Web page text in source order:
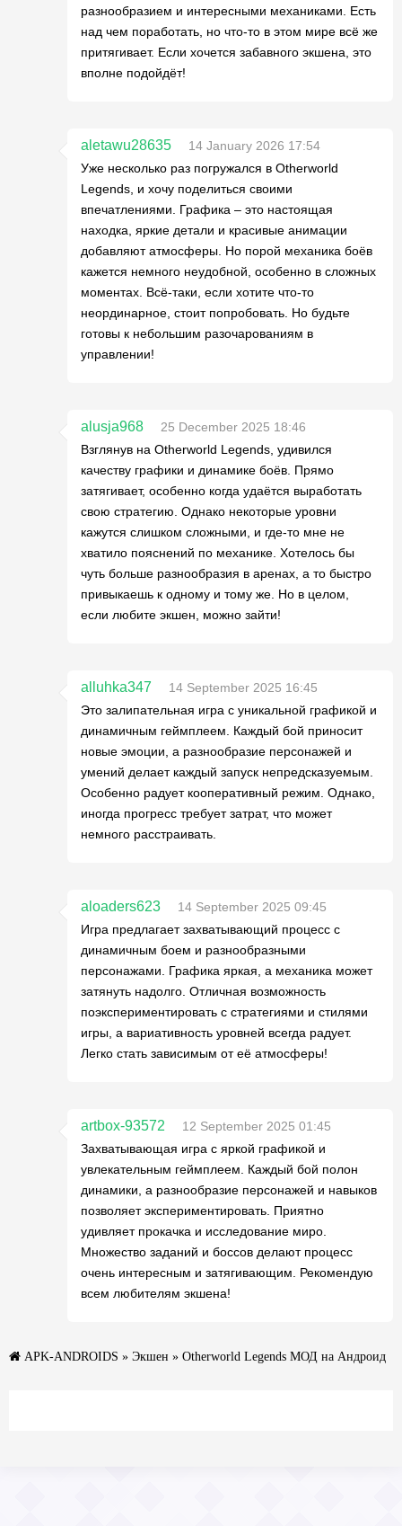
разнообразием и интересными механиками. Есть
над чем поработать, но что-то в этом мире всё же
притягивает. Если хочется забавного экшена, это
вполне подойдёт!
aletawu28635
14 January 2026 17:54
Уже несколько раз погружался в Otherworld
Legends, и хочу поделиться своими
впечатлениями. Графика – это настоящая
находка, яркие детали и красивые анимации
добавляют атмосферы. Но порой механика боёв
кажется немного неудобной, особенно в сложных
моментах. Всё-таки, если хотите что-то
неординарное, стоит попробовать. Но будьте
готовы к небольшим разочарованиям в
управлении!
alusja968
25 December 2025 18:46
Взглянув на Otherworld Legends, удивился
качеству графики и динамике боёв. Прямо
затягивает, особенно когда удаётся выработать
свою стратегию. Однако некоторые уровни
кажутся слишком сложными, и где-то мне не
хватило пояснений по механике. Хотелось бы
чуть больше разнообразия в аренах, а то быстро
привыкаешь к одному и тому же. Но в целом,
если любите экшен, можно зайти!
alluhka347
14 September 2025 16:45
Это залипательная игра с уникальной графикой и
динамичным геймплеем. Каждый бой приносит
новые эмоции, а разнообразие персонажей и
умений делает каждый запуск непредсказуемым.
Особенно радует кооперативный режим. Однако,
иногда прогресс требует затрат, что может
немного расстраивать.
aloaders623
14 September 2025 09:45
Игра предлагает захватывающий процесс с
динамичным боем и разнообразными
персонажами. Графика яркая, а механика может
затянуть надолго. Отличная возможность
поэкспериментировать с стратегиями и стилями
игры, а вариативность уровней всегда радует.
Легко стать зависимым от её атмосферы!
artbox-93572
12 September 2025 01:45
Захватывающая игра с яркой графикой и
увлекательным геймплеем. Каждый бой полон
динамики, а разнообразие персонажей и навыков
позволяет экспериментировать. Приятно
удивляет прокачка и исследование миро.
Множество заданий и боссов делают процесс
очень интересным и затягивающим. Рекомендую
всем любителям экшена!
APK-ANDROIDS » Экшен » Otherworld Legends МОД на Андроид